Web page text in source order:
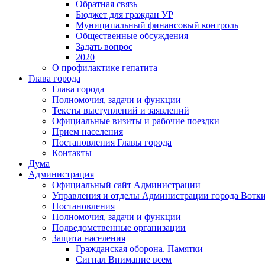
Обратная связь
Бюджет для граждан УР
Муниципальный финансовый контроль
Общественные обсуждения
Задать вопрос
2020
О профилактике гепатита
Глава города
Глава города
Полномочия, задачи и функции
Тексты выступлений и заявлений
Официальные визиты и рабочие поездки
Прием населения
Постановления Главы города
Контакты
Дума
Администрация
Официальный сайт Администрации
Управления и отделы Администрации города
Постановления
Полномочия, задачи и функции
Подведомственные организации
Защита населения
Гражданская оборона. Памятки
Сигнал Внимание всем